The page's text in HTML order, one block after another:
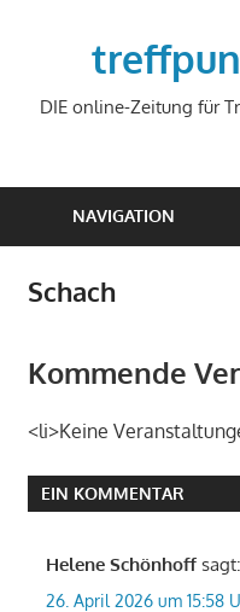
DIE online-Zeitung für
NAVIGATION
Schach
Kommende
<li>Keine
EIN KOMMENTAR
Helene Schönhoff sagt:
26. April 2026 um 15:58